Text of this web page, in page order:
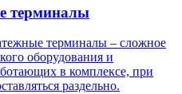
терминалы
терминалы – сложное
оборудования и
в комплексе, при
раздельно.